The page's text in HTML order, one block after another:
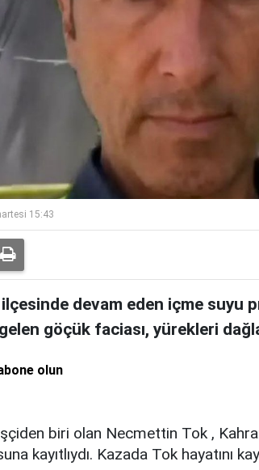
15:43
ilçesinde devam eden içme suyu
göçük faciası, yürekleri
olun
biri olan Necmettin Tok ,
kayıtlıydı. Kazada Tok hayatını